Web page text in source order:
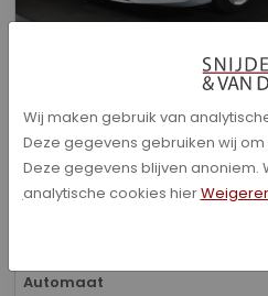
Audi A3 - Sportback 40
Bouwjaar
01-2026
Kilometerstand
Automaat
Wij maken gebruik van
Deze gegevens gebruiken wij
Deze gegevens blijven anoniem.
analytische cookies hier